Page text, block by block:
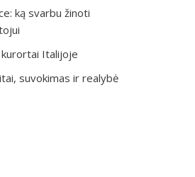
ką svarbu žinoti
Italijoje
suvokimas ir realybė